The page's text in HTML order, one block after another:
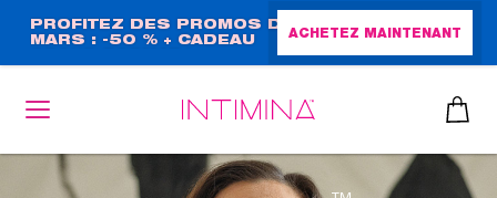
contenu
principal
PROFITEZ DES PROMOS DE
MARS : -50 % + CADEAU
ACHETEZ MAINTENANT